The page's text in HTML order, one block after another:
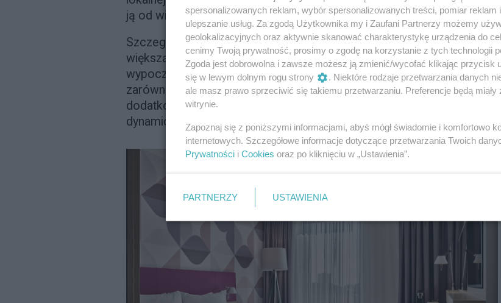
ją od wielu anonimowych, biznesowych hoteli.
Szczególną uwagę zwracająapartamenty premium, które zapewniają
większą swobodę podczas pobytu. Przemyślany podział na część
wypoczynkową i sypialnię pozwala stworzyć warunki sprzyjające
zarówno pracy, jak i relaksowi. Panoramiczne widoki na miasto
dodatkowo przypominają, że znajdujemy się w jednym z najbardziej
dynamicznych punktów współczesnej Warszawy.
spersonalizowanych reklam, wybór spersonalizowanych treści, pomiar reklam
ulepszanie usług. Za zgodą Użytkownika my i Zaufani Partnerzy możemy
geolokalizacyjnych oraz aktywnie skanować charakterystykę urządzenia do
cenimy Twoją prywatność, prosimy o zgodę na korzystanie z tych technologii
Zgoda jest dobrowolna i zawsze możesz ją zmienić/wycofać klikając przycisk
się w lewym dolnym rogu strony
. Niektóre rodzaje przetwarzania danych
ale masz prawo sprzeciwić się takiemu przetwarzaniu. Preferencje będą
witrynie.
Zapoznaj się z poniższymi informacjami, abyś mógł świadomie i komfortowo
internetowych. Szczegółowe informacje dotyczące przetwarzania Twoich
Prywatności i Cookies oraz po kliknięciu w „Ustawienia”.
PARTNERZY USTAWIENIA